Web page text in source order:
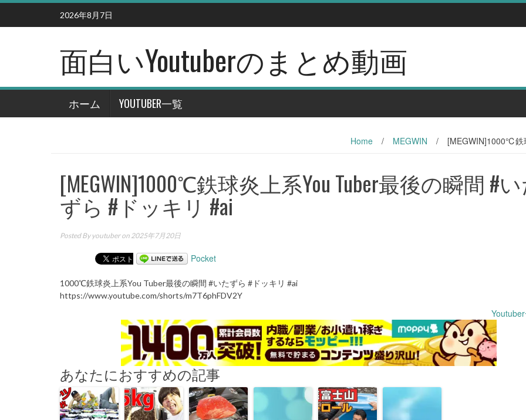
Skip
content
2026年8月7日
面白いYoutuberのまとめ動画
ホーム YOUTUBER一覧
Home / MEGWIN / [MEGWIN]1000℃鉄
[MEGWIN]1000℃鉄球炎上系You Tuber最後の瞬間 #
ずら #ドッキリ #ai
Posted By youtuberon 2025年7月20日
Pocket
1000℃鉄球炎上系You Tuber最後の瞬間 #いたずら #ドッキリ #ai
https://www.youtube.com/shorts/m7T6phFDV2Y
あなたにおすすめの記事